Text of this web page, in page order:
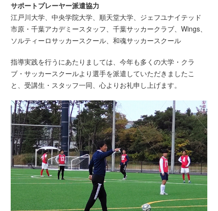
サポートプレーヤー派遣協力
江戸川大学、中央学院大学、順天堂大学、ジェフユナイテッド
市原・千葉アカデミースタッフ、千葉サッカークラブ、Wings、
ソルティーロサッカースクール、和魂サッカースクール
指導実践を行うにあたりましては、今年も多くの大学・クラ
ブ・サッカースクールより選手を派遣していただきましたこ
と、受講生・スタッフ一同、心よりお礼申し上げます。